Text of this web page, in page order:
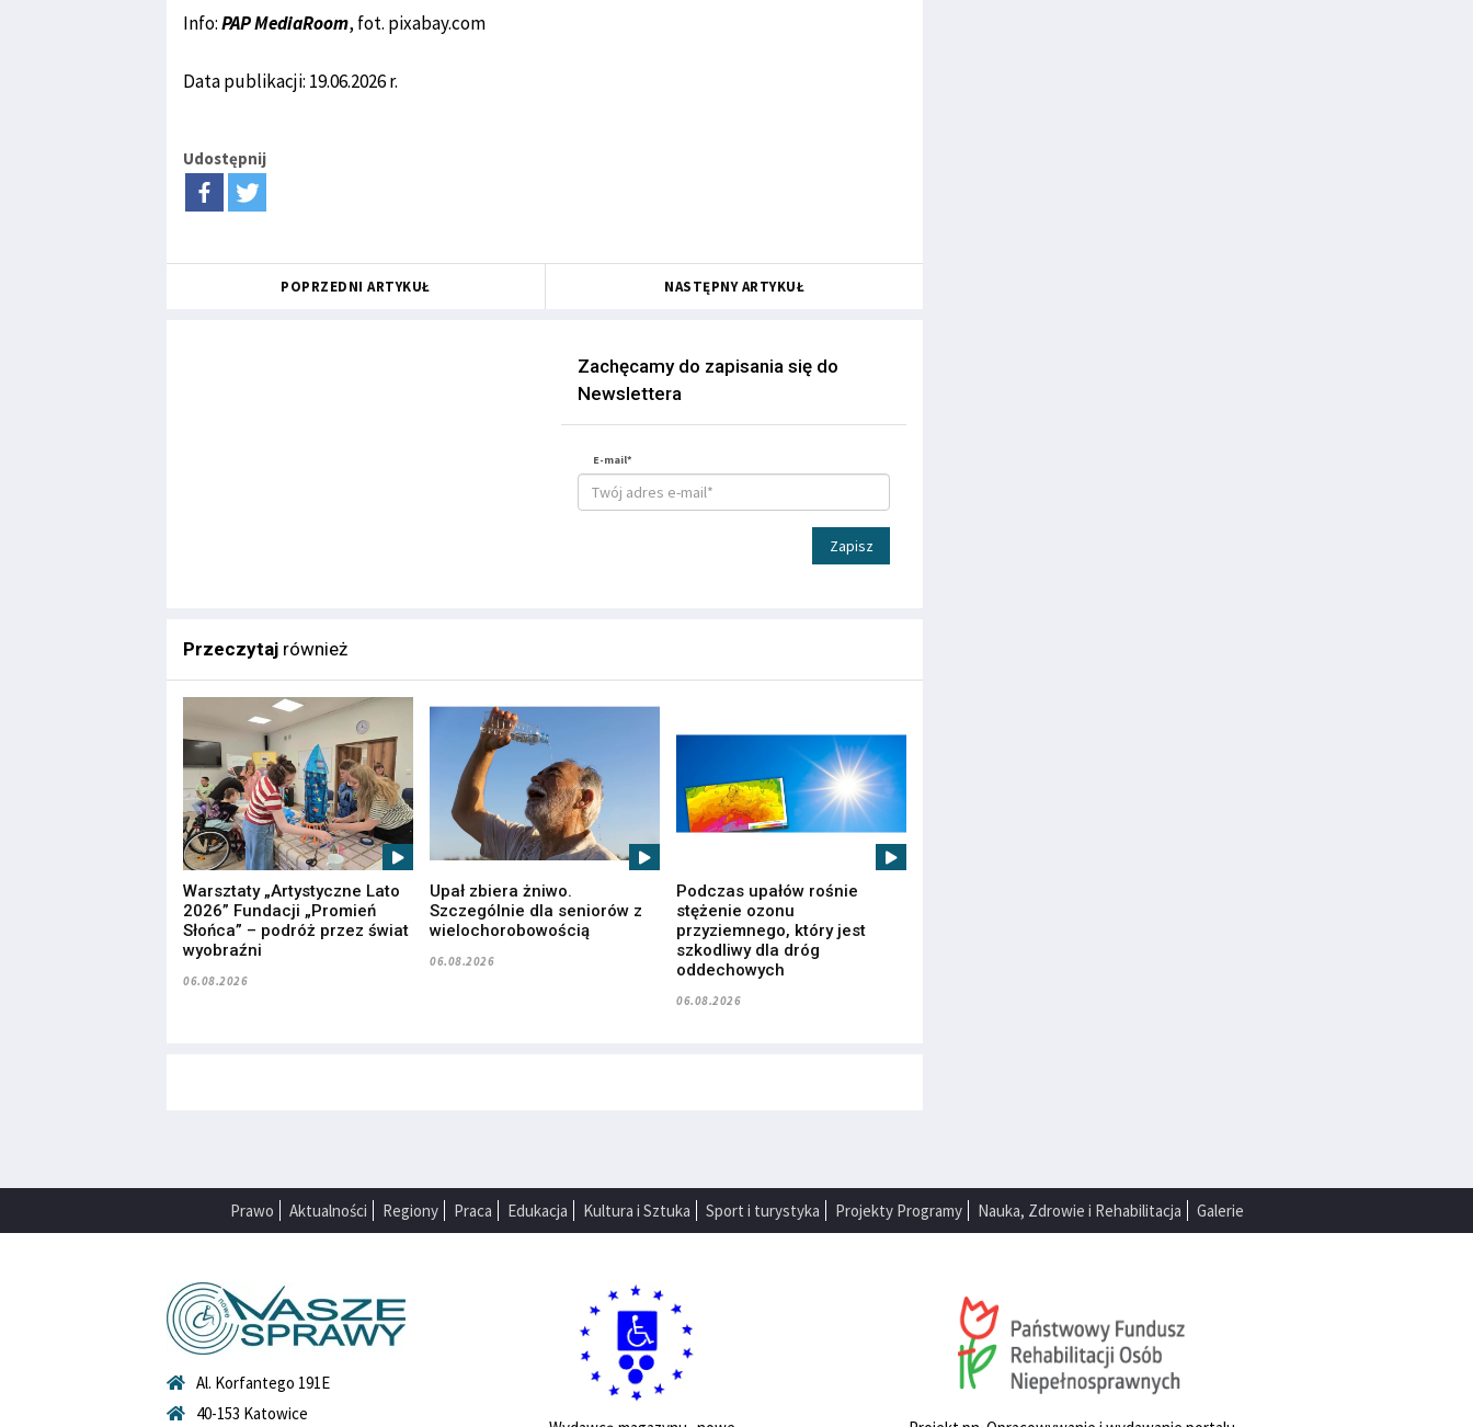
Info:PAP MediaRoom, fot. pixabay.com
Data publikacji: 19.06.2026 r.
Udostępnij
POPRZEDNI ARTYKUŁ NASTĘPNY ARTYKUŁ
Zachęcamy do zapisania się do
Newslettera
E-mail*
Zapisz
Przeczytaj również
Warsztaty „Artystyczne Lato
2026” Fundacji „Promień
Słońca” – podróż przez świat
wyobraźni
06.08.2026
Upał zbiera żniwo.
Szczególnie dla seniorów z
wielochorobowością
06.08.2026
Podczas upałów rośnie
stężenie ozonu
przyziemnego, który jest
szkodliwy dla dróg
oddechowych
06.08.2026
Prawo Aktualności Regiony Praca Edukacja Kultura i Sztuka Sport i turystyka Projekty Programy Nauka, Zdrowie i Rehabilitacja Galerie
Al. Korfantego 191E
40-153 Katowice